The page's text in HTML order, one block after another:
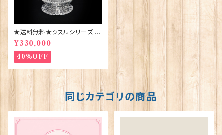
★送料無料★シスルシリーズ セ
ンターヴァース【花瓶】Edinbur
gh Crystal s-063
¥330,000
40%OFF
同じカテゴリの商品